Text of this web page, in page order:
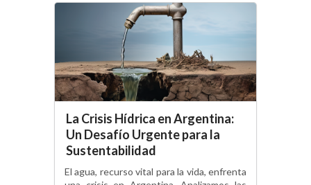
La Crisis Hídrica en Argentina:
Un Desafío Urgente para la
Sustentabilidad
El agua, recurso vital para la vida, enfrenta